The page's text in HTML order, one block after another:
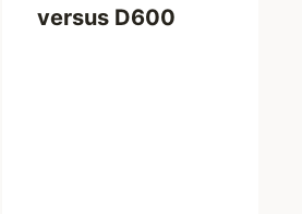
versus D600